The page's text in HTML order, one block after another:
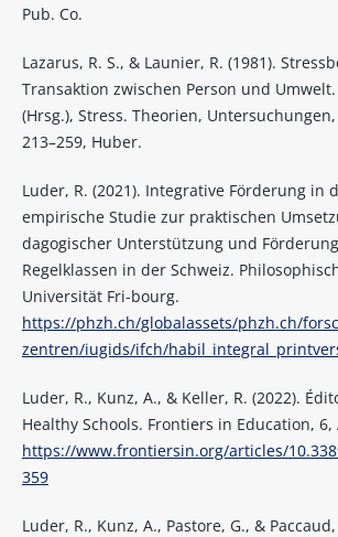
Pub. Co.
Lazarus, R. S., & Launier, R. (1981).
Transaktion zwischen Person und Umwelt.
(Hrsg.), Stress. Theorien,
213–259, Huber.
Luder, R. (2021). Integrative Förderung in
empirische Studie zur praktischen
dagogischer Unterstützung und
Regelklassen in der Schweiz.
Universität Fri-bourg.
https://phzh.ch/globalassets/phzh.ch/
zentren/iugids/ifch/
Luder, R., Kunz, A., & Keller, R. (2022).
Healthy Schools. Frontiers in Education,
https://www.frontiersin.org/articles/
359
Luder, R., Kunz, A., Pastore, G., & Paccaud,